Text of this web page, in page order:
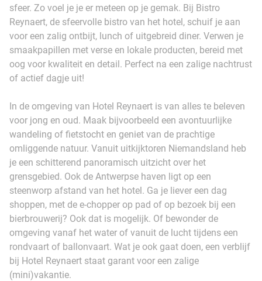
sfeer. Zo voel je je er meteen op je gemak. Bij Bistro
Reynaert, de sfeervolle bistro van het hotel, schuif je aan
voor een zalig ontbijt, lunch of uitgebreid diner. Verwen je
smaakpapillen met verse en lokale producten, bereid met
oog voor kwaliteit en detail. Perfect na een zalige nachtrust
of actief dagje uit!
In de omgeving van Hotel Reynaert is van alles te beleven
voor jong en oud. Maak bijvoorbeeld een avontuurlijke
wandeling of fietstocht en geniet van de prachtige
omliggende natuur. Vanuit uitkijktoren Niemandsland heb
je een schitterend panoramisch uitzicht over het
grensgebied. Ook de Antwerpse haven ligt op een
steenworp afstand van het hotel. Ga je liever een dag
shoppen, met de e-chopper op pad of op bezoek bij een
bierbrouwerij? Ook dat is mogelijk. Of bewonder de
omgeving vanaf het water of vanuit de lucht tijdens een
rondvaart of ballonvaart. Wat je ook gaat doen, een verblijf
bij Hotel Reynaert staat garant voor een zalige
(mini)vakantie.